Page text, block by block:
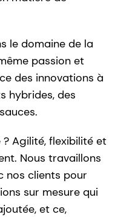
le domaine de la
passion et
des innovations à
hybrides, des
Agilité, flexibilité et
Nous travaillons
nos clients pour
sur mesure qui
et ce,